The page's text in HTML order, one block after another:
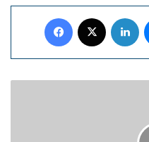
Facebook